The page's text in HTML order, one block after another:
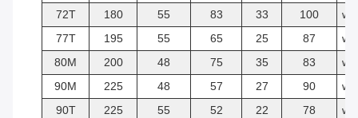
72T
180 55 83 33 100
w/y
77T
195 55 65 25 87
w/y
80M
200 48 75 35 83
w/y
90M
225 48 57 27 90
w/y
90T
225 55 52 22 78
w/y